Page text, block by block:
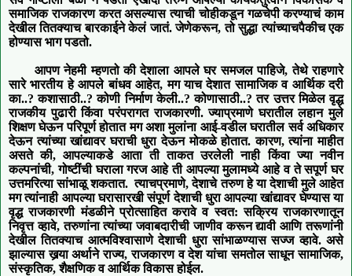
समाजिक राजकारण करत असल्यास त्याची चोहीकडून गळचेपी करण्याचं काम
देखील तितक्याच बारकाईने केलं जातं.जेणेकरून, तो सुद्धा त्यांच्याचपैकीच एक
होण्यास भाग पडतो.
आपणनेहमी म्हणतो की देशाला आपले घर समजल पाहिजे, तेथे राहणारे
सारेभारतीय हेआपलेबांधव आहेत, मग याच देशात सामाजिक व आर्थिक दरी
का..? कशासाठी..? कोणी निर्माण केली..? कोणासाठी..?तर उत्तर मिळेल वृद्ध
राजकीय पुढारी किंवा परंपरागत राजकारणी. ज्याप्रमाणे घरातील लहान मुले
शिक्षण घेऊन परिपूर्ण होतात मग अशा मुलांनाआई-वडील घरातील सर्वअधिकार
देऊन त्यांच्या खांद्यावर घराची धुरा देऊन मोकळेहोतात. कारण,त्यांना माहीत
असते की, आपल्याकडे आताती ताकतउरलेलीनाही किंवा ज्या नवीन
कल्पनांची, गोष्टींचीघराला गरज आहे ती आपल्या मुलामध्ये आहेव ते सपूर्ण घर
उत्तमरित्यासांभाळू शकतात. त्याचप्रमाणे,देशाचे तरुण हे या देशाची मुले आहेत
मग त्यांनाही आपल्या घरासारखी संपूर्ण देशाची धुरा आपल्या खांद्यावर घेण्यास या
वृद्ध राजकारणी मंडळीने प्रोत्साहित करावे व स्वत:सक्रिय राजकारणातून
निवृत्त व्हावे,तरुणांना त्यांच्या जवाबदारीची जाणीव करून द्यावी आणि तरूणांनी
देखील तितक्याच आत्मविश्वासाणे देशाची धुरा सांभाळण्यास सज्ज व्हावे. असे
झाल्यासखर्‍या अर्थाने राज्य,राजकारण व देशयांचा समतोल साधूनसामाजिक,
संस्कृतिक,शैक्षणिक व आर्थिकविकासहोईल.